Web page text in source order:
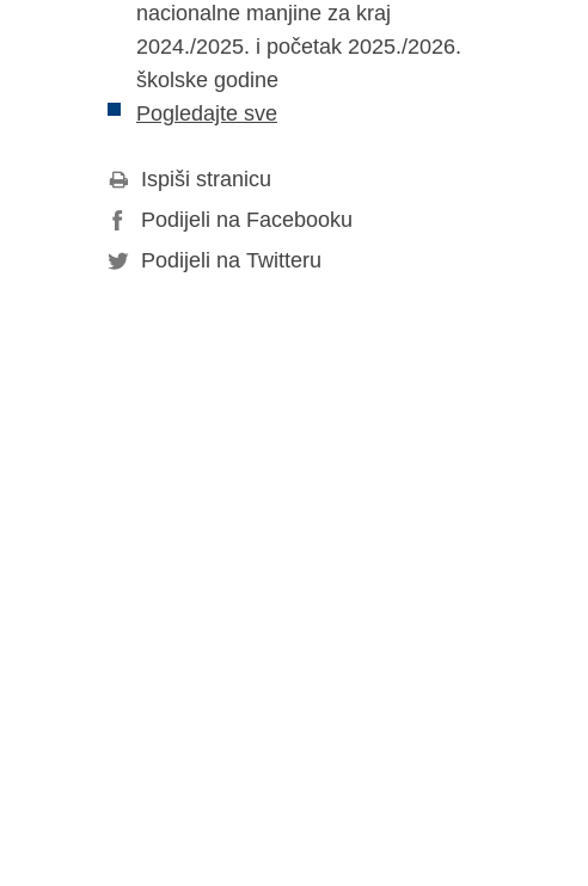
nacionalne manjine za kraj
2024./2025. i početak 2025./2026.
školske godine
Pogledajte sve
Ispiši stranicu
Podijeli na Facebooku
Podijeli na Twitteru